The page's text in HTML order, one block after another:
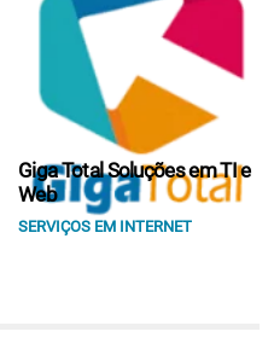
Giga Total Soluções em TI e
Web
SERVIÇOS EM INTERNET